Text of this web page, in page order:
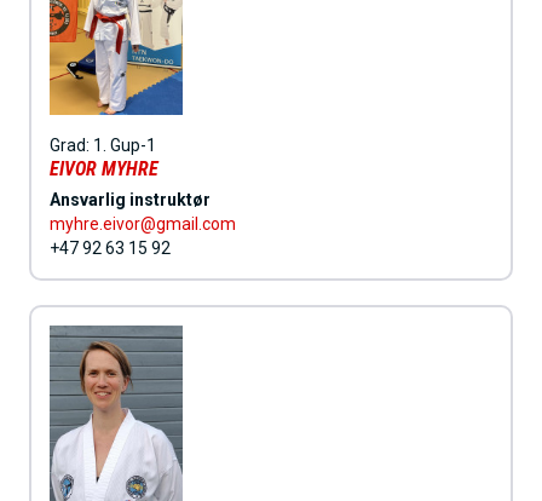
Grad: 1. Gup-1
EIVOR MYHRE
Ansvarlig instruktør
myhre.eivor@gmail.com
+47 92 63 15 92